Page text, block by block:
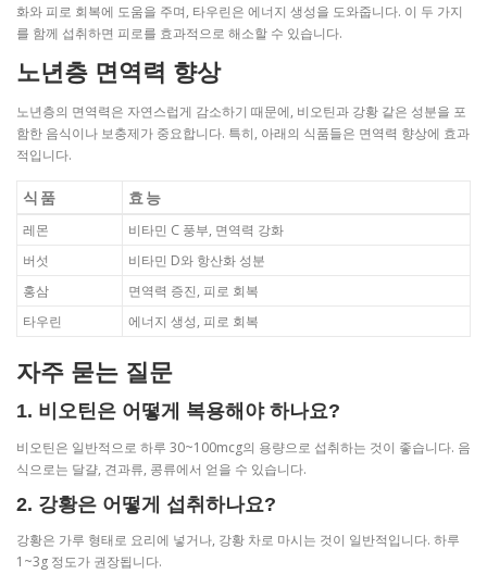
화와 피로 회복에 도움을 주며, 타우린은 에너지 생성을 도와줍니다. 이 두 가지
를 함께 섭취하면 피로를 효과적으로 해소할 수 있습니다.
노년층 면역력 향상
노년층의 면역력은 자연스럽게 감소하기 때문에, 비오틴과 강황 같은 성분을 포
함한 음식이나 보충제가 중요합니다. 특히, 아래의 식품들은 면역력 향상에 효과
적입니다.
식품 효능
레몬
비타민 C 풍부, 면역력 강화
버섯
비타민 D와 항산화 성분
홍삼
면역력 증진, 피로 회복
타우린
에너지 생성, 피로 회복
자주 묻는 질문
1. 비오틴은 어떻게 복용해야 하나요?
비오틴은 일반적으로 하루 30~100mcg의 용량으로 섭취하는 것이 좋습니다. 음
식으로는 달걀, 견과류, 콩류에서 얻을 수 있습니다.
2. 강황은 어떻게 섭취하나요?
강황은 가루 형태로 요리에 넣거나, 강황 차로 마시는 것이 일반적입니다. 하루
1~3g 정도가 권장됩니다.